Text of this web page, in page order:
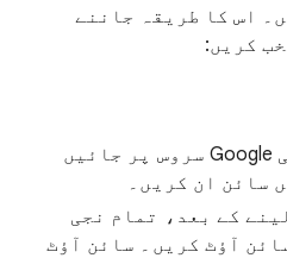
اس کا طریقہ جاننے
کریں:
www.google.com جیسی Google سروس پر جائیں
سائن ان کریں۔
کے بعد، تمام نجی
آؤٹ کریں۔ سائن آؤٹ